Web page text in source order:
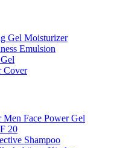
Gel Moisturizer
Emulsion
Cover
Face Power Gel
20
Shampoo